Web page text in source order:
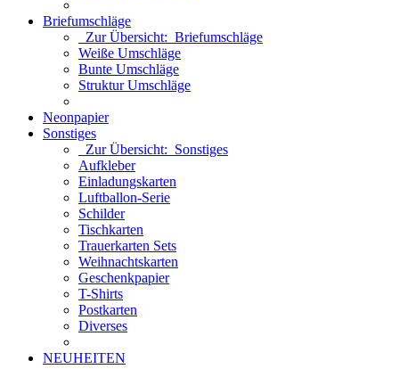
Briefumschläge
Zur Übersicht: Briefumschläge
Weiße Umschläge
Bunte Umschläge
Struktur Umschläge
Neonpapier
Sonstiges
Zur Übersicht: Sonstiges
Aufkleber
Einladungskarten
Luftballon-Serie
Schilder
Tischkarten
Trauerkarten Sets
Weihnachtskarten
Geschenkpapier
T-Shirts
Postkarten
Diverses
NEUHEITEN